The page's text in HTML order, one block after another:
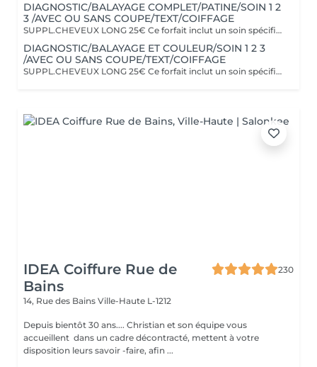
DIAGNOSTIC/BALAYAGE COMPLET/PATINE/SOIN 1 2
3 /AVEC OU SANS COUPE/TEXT/COIFFAGE
SUPPL.CHEVEUX LONG 25€ Ce forfait inclut un soin spécifique Botanical 1 2 3 Avec coupe ou sans la coupe selon votre choix
DIAGNOSTIC/BALAYAGE ET COULEUR/SOIN 1 2 3
/AVEC OU SANS COUPE/TEXT/COIFFAGE
SUPPL.CHEVEUX LONG 25€ Ce forfait inclut un soin spécifique Botanical 1 2 3 Avec coupe ou sans la coupe selon votre choix
IDEA Coiffure Rue de
Bains
230
14, Rue des Bains Ville-Haute L-1212
Depuis bientôt 30 ans.... Christian et son équipe vous
accueillent dans un cadre décontracté, mettent à votre
disposition leurs savoir -faire, afin ...